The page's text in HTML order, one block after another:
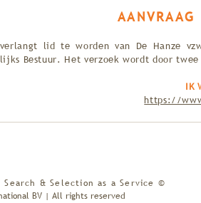
lid te worden van De Hanze
Bestuur. Het verzoek wordt door
IK
https://
Search & Selection as a Service ©
BV | All rights reserved